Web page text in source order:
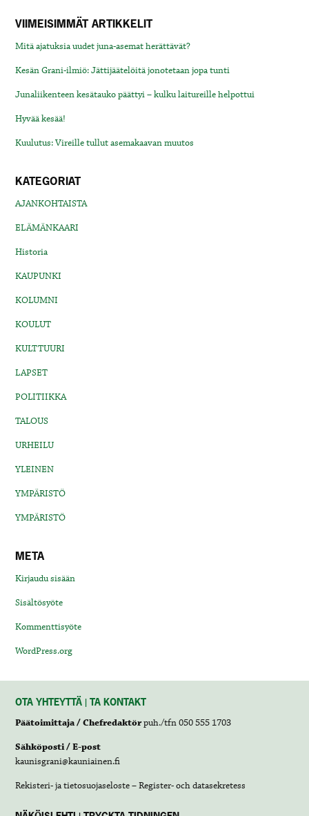
VIIMEISIMMÄT ARTIKKELIT
Mitä ajatuksia uudet juna-asemat herättävät?
Kesän Grani-ilmiö: Jättijäätelöitä jonotetaan jopa tunti
Junaliikenteen kesätauko päättyi – kulku laitureille helpottui
Hyvää kesää!
Kuulutus: Vireille tullut asemakaavan muutos
KATEGORIAT
AJANKOHTAISTA
ELÄMÄNKAARI
Historia
KAUPUNKI
KOLUMNI
KOULUT
KULTTUURI
LAPSET
POLITIIKKA
TALOUS
URHEILU
YLEINEN
YMPÄRISTÖ
YMPÄRISTÖ
META
Kirjaudu sisään
Sisältösyöte
Kommenttisyöte
WordPress.org
OTA YHTEYTTÄ | TA KONTAKT
Päätoimittaja / Chefredaktörpuh./tfn 050 555 1703
Sähköposti / E-post
kaunisgrani@kauniainen.fi
Rekisteri- ja tietosuojaseloste – Register- och datasekretess